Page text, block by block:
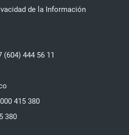
de la Información
444 56 11
415 380
380